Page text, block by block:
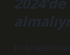
En iyi